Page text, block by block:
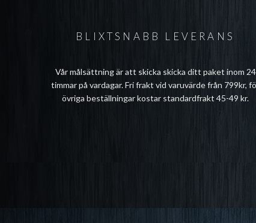
BLIXTSNABB LEVERANS
Vår målsättning är att skicka skicka ditt paket inom 24
timmar på vardagar. Fri frakt vid varuvärde från 799kr,
övriga beställningar kostar standardfrakt 45-49 kr.